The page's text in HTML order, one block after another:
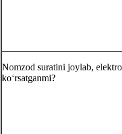
Nomzod suratini joylab,
koʻrsatganmi?